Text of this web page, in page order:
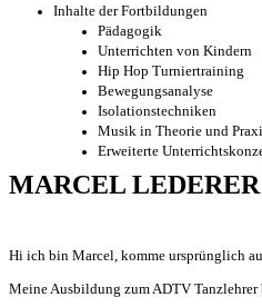
Inhalte der Fortbildungen
Pädagogik
Unterrichten von Kindern
Hip Hop Turniertraining
Bewegungsanalyse
Isolationstechniken
Musik in Theorie und
Erweiterte
MARCEL LEDERER
Hi ich bin Marcel, komme ursprünglich
Meine Ausbildung zum ADTV